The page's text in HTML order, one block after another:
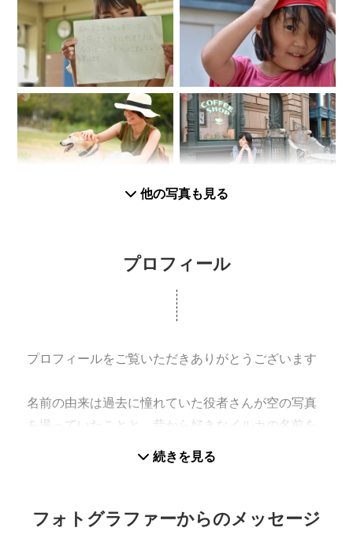
他の写真も見る
プロフィール
プロフィールをご覧いただきありがとうございます
名前の由来は過去に憧れていた役者さんが空の写真
を撮っていたことと、昔から好きなイルカの名前を
くっつけてつけました。
いつの間にか人が笑ったり、おどけたりと、自然な
続きを見る
フォトグラファーからのメッセージ